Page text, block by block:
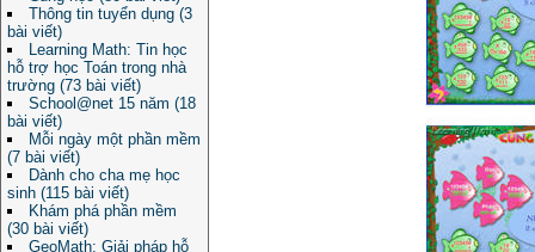
Thông tin tuyển dụng (3
bài viết)
Learning Math: Tin học
hỗ trợ học Toán trong nhà
trường (73 bài viết)
School@net 15 năm (18
bài viết)
Mỗi ngày một phần mềm
(7 bài viết)
Dành cho cha mẹ học
sinh (115 bài viết)
Khám phá phần mềm
(30 bài viết)
GeoMath: Giải pháp hỗ